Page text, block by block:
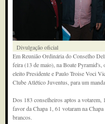
Divulgação oficial
Em Reunião Ordinária do Conselho
feira (13 de maio), na Boate
eleito Presidente e Paulo Troise Voci
Clube Atlético Juventus, para um
Dos 183 conselheiros aptos a votarem,
favor da Chapa 1, 61 votaram na
brancos.